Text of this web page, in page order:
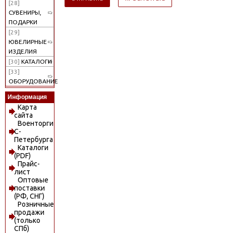
[28]
СУВЕНИРЫ,
ПОДАРКИ
[29]
ЮВЕЛИРНЫЕ
ИЗДЕЛИЯ
[30] КАТАЛОГИ
[33]
ОБОРУДОВАНИЕ
Информация
Карта
сайта
Военторги
С-
Петербурга
Каталоги
(PDF)
Прайс-
лист
Оптовые
поставки
(РФ, СНГ)
Розничные
продажи
(только
СПб)